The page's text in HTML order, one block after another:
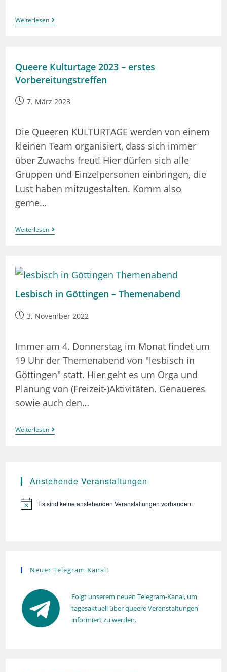
WeiterlesenQueere
KULTURTAGE
Infotreffen
Queere Kulturtage 2023 – erstes
Vorbereitungstreffen
Beitrag7. März 2023
Die Queeren KULTURTAGE werden von einem
kleinen Team organisiert, dass sich immer
über Zuwachs freut! Hier dürfen sich alle
Gruppen und Einzelpersonen einbringen, die
Lust haben mitzugestalten. Komm also
gerne…
WeiterlesenQueere
Kulturtage
Vorbereitungstreffen
Lesbisch in Göttingen – Themenabend
Beitrag3. November 2022
Immer am 4. Donnerstag im Monat findet um
19 Uhr der Themenabend von "lesbisch in
Göttingen" statt. Hier geht es um Orga und
Planung von (Freizeit-)Aktivitäten. Genaueres
sowie auch den…
WeiterlesenLesbisch
In
Anstehende Veranstaltungen
H
Es sind keine anstehenden Veranstaltungen vorhanden.
Neuer Telegram Kanal!
Folgt unserem neuen Telegram-Kanal, um
tagesaktuell über queere Veranstaltungen
informiert zu werden.